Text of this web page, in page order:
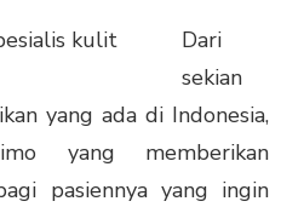
Dari
sekian
yang ada di Indonesia,
yang memberikan
pasiennya yang ingin